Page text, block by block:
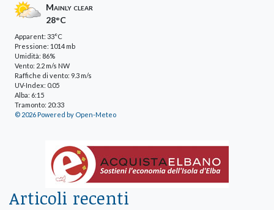
Mainly clear
28°C
Apparent: 33°C
Pressione: 1014 mb
Umidità: 86%
Vento: 2.2 m/s NW
Raffiche di vento: 9.3 m/s
UV-Index: 0.05
Alba: 6:15
Tramonto: 20:33
© 2026 Powered by Open-Meteo
Articoli recenti